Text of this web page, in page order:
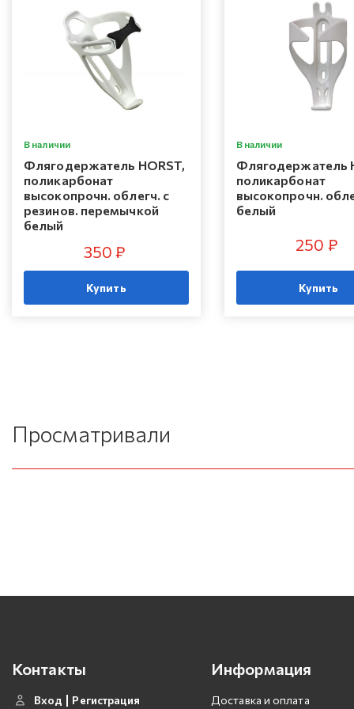
В наличии
Флягодержатель HORST,
поликарбонат
высокопрочн. облегч. с
резинов. перемычкой
белый
350 ₽
Купить
В наличии
Флягодержатель
поликарбонат
высокопрочн.
белый
250 ₽
Купить
Просматривали
Контакты
Вход Регистрация
Информация
Доставка и оплата